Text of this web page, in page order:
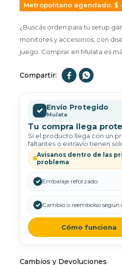
Metropolitano agendado. $
¿Buscás orden para tu setup
monitores y accesorios, con
juego. Comprar en Mulata es
 
✓ Envío Protegido
Mulata
Tu compra llega
Si el producto llega con un
faltantes o extravío tienen
Avisanos dentro de las
problema
✓ Embalaje reforzado
✓ Cambio o reembolso según
Cómo funciona
Cambios y Devoluciones